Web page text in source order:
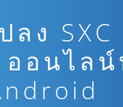
ง SXC
ออนไล